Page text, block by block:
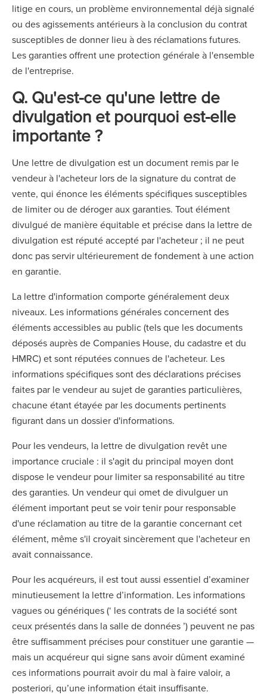
litige en cours, un problème environnemental déjà signalé
ou des agissements antérieurs à la conclusion du contrat
susceptibles de donner lieu à des réclamations futures.
Les garanties offrent une protection générale à l'ensemble
de l'entreprise.
Q. Qu'est-ce qu'une lettre de
divulgation et pourquoi est-elle
importante ?
Une lettre de divulgation est un document remis par le
vendeur à l'acheteur lors de la signature du contrat de
vente, qui énonce les éléments spécifiques susceptibles
de limiter ou de déroger aux garanties. Tout élément
divulgué de manière équitable et précise dans la lettre de
divulgation est réputé accepté par l'acheteur ; il ne peut
donc pas servir ultérieurement de fondement à une action
en garantie.
La lettre d'information comporte généralement deux
niveaux. Les informations générales concernent des
éléments accessibles au public (tels que les documents
déposés auprès de Companies House, du cadastre et du
HMRC) et sont réputées connues de l'acheteur. Les
informations spécifiques sont des déclarations précises
faites par le vendeur au sujet de garanties particulières,
chacune étant étayée par les documents pertinents
figurant dans un dossier d'informations.
Pour les vendeurs, la lettre de divulgation revêt une
importance cruciale : il s'agit du principal moyen dont
dispose le vendeur pour limiter sa responsabilité au titre
des garanties. Un vendeur qui omet de divulguer un
élément important peut se voir tenir pour responsable
d'une réclamation au titre de la garantie concernant cet
élément, même s'il croyait sincèrement que l'acheteur en
avait connaissance.
Pour les acquéreurs, il est tout aussi essentiel d’examiner
minutieusement la lettre d’information. Les informations
vagues ou génériques (‘ les contrats de la société sont
ceux présentés dans la salle de données ’) peuvent ne pas
être suffisamment précises pour constituer une garantie —
mais un acquéreur qui signe sans avoir dûment examiné
ces informations pourrait avoir du mal à faire valoir, a
posteriori, qu’une information était insuffisante.